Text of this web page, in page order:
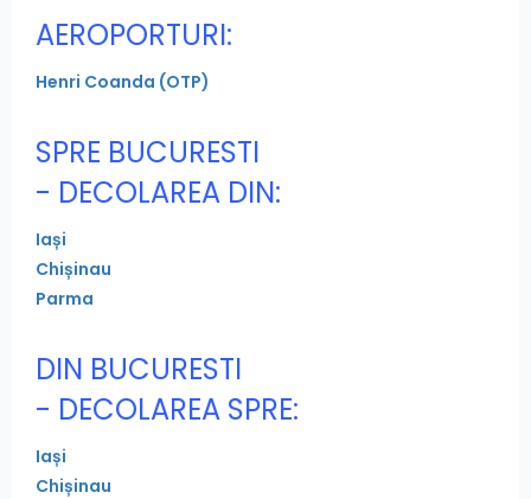
AEROPORTURI:
Henri Coanda (OTP)
SPRE BUCURESTI
- DECOLAREA DIN:
Iași
Chișinau
Parma
DIN BUCURESTI
- DECOLAREA SPRE:
Iași
Chișinau